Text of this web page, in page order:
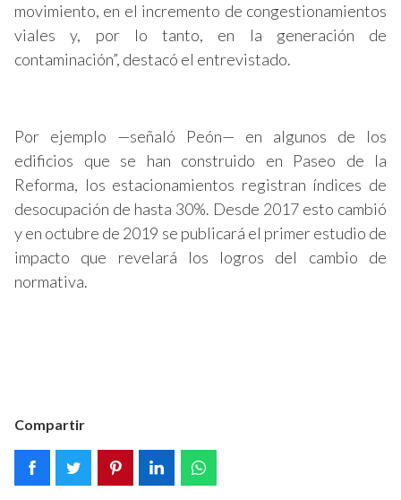
movimiento, en el incremento de congestionamientos
viales y, por lo tanto, en la generación de
contaminación”, destacó el entrevistado.
Por ejemplo —señaló Peón— en algunos de los
edificios que se han construido en Paseo de la
Reforma, los estacionamientos registran índices de
desocupación de hasta 30%. Desde 2017 esto cambió
y en octubre de 2019 se publicará el primer estudio de
impacto que revelará los logros del cambio de
normativa.
Compartir